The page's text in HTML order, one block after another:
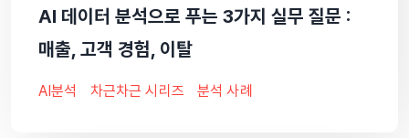
AI 데이터 분석으로 푸는 3가지 실무 질문 :
매출, 고객 경험, 이탈
AI분석 차근차근 시리즈 분석 사례